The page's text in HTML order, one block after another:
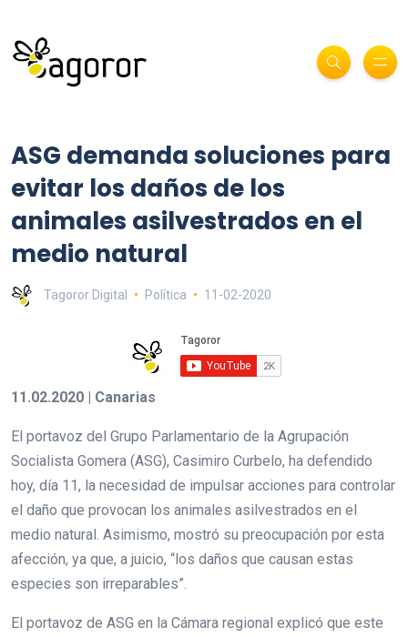
ASG demanda soluciones para
evitar los daños de los
animales asilvestrados en el
medio natural
Tagoror Digital Política 11-02-2020
11.02.2020 | Canarias
El portavoz del Grupo Parlamentario de la Agrupación
Socialista Gomera (ASG), Casimiro Curbelo, ha defendido
hoy, día 11, la necesidad de impulsar acciones para controlar
el daño que provocan los animales asilvestrados en el
medio natural. Asimismo, mostró su preocupación por esta
afección, ya que, a juicio, “los daños que causan estas
especies son irreparables”.
El portavoz de ASG en la Cámara regional explicó que este